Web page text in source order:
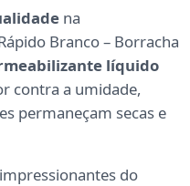
na
Branco – Borracha
líquido
contra a umidade,
permaneçam secas e
do